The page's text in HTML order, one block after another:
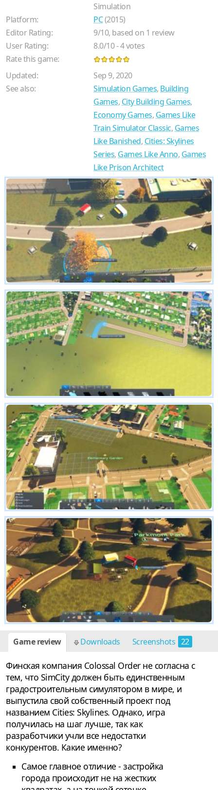
Simulation
Platform:
PC(2015)
Editor Rating:
9/10, based on 1 review
User Rating:
8.0/10-4votes
Rate this game:
Updated:
Sep 9, 2020
See also:
Simulation Games, Building
Games, City Building Games,
Economy Games, Games Like
Train Simulator Classic, Games
Like Banished, Cities: Skylines
Series, Games Like Anno, Games
Like Prison Architect
Game review Downloads Screenshots 22
Финская компания Colossal Order не согласна с
тем, что SimCity должен быть единственным
градостроительным симулятором в мире, и
выпустила свой собственный проект под
названием Cities: Skylines. Однако, игра
получилась на шаг лучше, так как
разработчики учли все недостатки
конкурентов. Какие именно?
Самое главное отличие - застройка
города происходит не на жестких